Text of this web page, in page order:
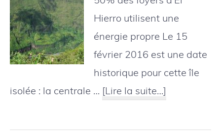
Hierro utilisent une
énergie propre Le 15
février 2016 est une date
historique pour cette île
isolée : la centrale … [Lire la suite…]
Hierro